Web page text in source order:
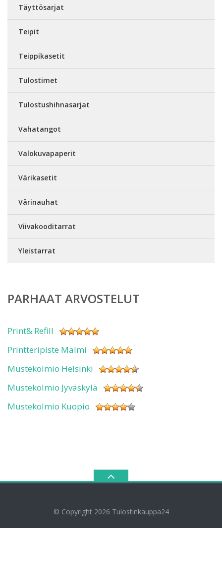
Täyttösarjat
Teipit
Teippikasetit
Tulostimet
Tulostushihnasarjat
Vahatangot
Valokuvapaperit
Värikasetit
Värinauhat
Viivakooditarrat
Yleistarrat
PARHAAT ARVOSTELUT
Print& Refill
Printteripiste Malmi
Mustekolmio Helsinki
Mustekolmio Jyväskylä
Mustekolmio Kuopio
© Copyright 2026 Tulostinkauppa24